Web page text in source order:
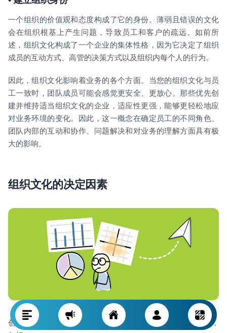
一个组织的价值观和态度构成了它的身份。薄弱且错误的文化
会在组织根基上产生问题，导致员工和客户的疏远。如前所
述，组织文化构成了一个企业的集体性格，因为它决定了组织
成员的互动方式、高管的决策方式以及组织内每个人的行为。
因此，组织文化影响着业务的各个方面。当您的组织文化与员
工一致时，团队成员可能会感觉更安全、更放心。那些优先创
建并维持适当组织文化的企业，适应性更强，能够更轻松地应
对业务环境的变化。因此，这一概念在确定员工的不同角色、
团队内部的互动和协作、问题解决和对业务的理解方面具有极
大的影响。
组织文化的决定因素
创建一个有效的组织文化并非易事，因为它取决于多种因素，